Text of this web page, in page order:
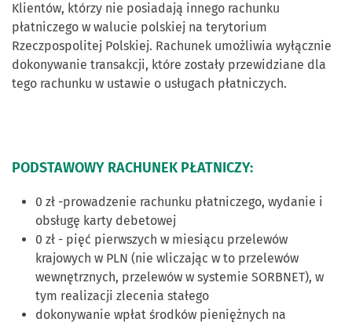
Klientów, którzy nie posiadają innego rachunku
płatniczego w walucie polskiej na terytorium
Rzeczpospolitej Polskiej. Rachunek umożliwia wyłącznie
dokonywanie transakcji, które zostały przewidziane dla
tego rachunku w ustawie o usługach płatniczych.
PODSTAWOWY RACHUNEKPŁATNICZY:
0 zł -prowadzenie rachunku płatniczego, wydanie i
obsługę karty debetowej
0 zł - pięć pierwszych w miesiącu przelewów
krajowych w PLN (nie wliczając w to przelewów
wewnętrznych, przelewów w systemie SORBNET), w
tym realizacji zlecenia stałego
dokonywanie wpłat środków pieniężnych na